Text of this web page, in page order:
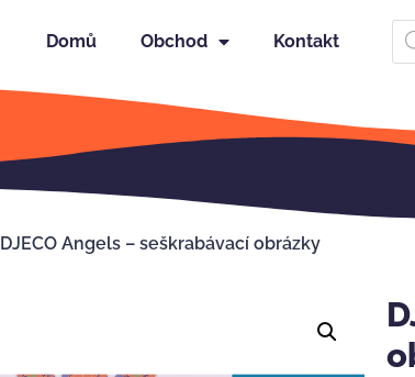
Domů Obchod Kontakt
DJECO Angels – seškrabávací obrázky